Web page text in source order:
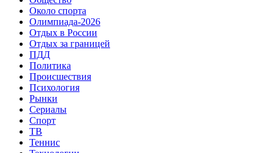
Около спорта
Олимпиада-2026
Отдых в России
Отдых за границей
ПДД
Политика
Происшествия
Психология
Рынки
Сериалы
Спорт
ТВ
Теннис